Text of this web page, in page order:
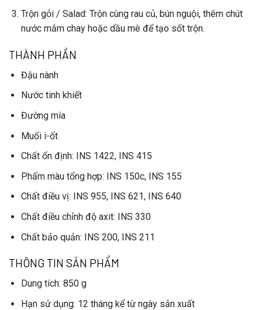
Trộn gỏi / Salad: Trộn cùng rau củ, bún nguội, thêm chút
nước mắm chay hoặc dầu mè để tạo sốt trộn.
THÀNH PHẦN
Đậu nành
Nước tinh khiết
Đường mía
Muối i-ốt
Chất ổn định: INS 1422, INS 415
Phẩm màu tổng hợp: INS 150c, INS 155
Chất điều vị: INS 955, INS 621, INS 640
Chất điều chỉnh độ axit: INS 330
Chất bảo quản: INS 200, INS 211
THÔNG TIN SẢN PHẨM
Dung tích: 850 g
Hạn sử dụng: 12 tháng kể từ ngày sản xuất